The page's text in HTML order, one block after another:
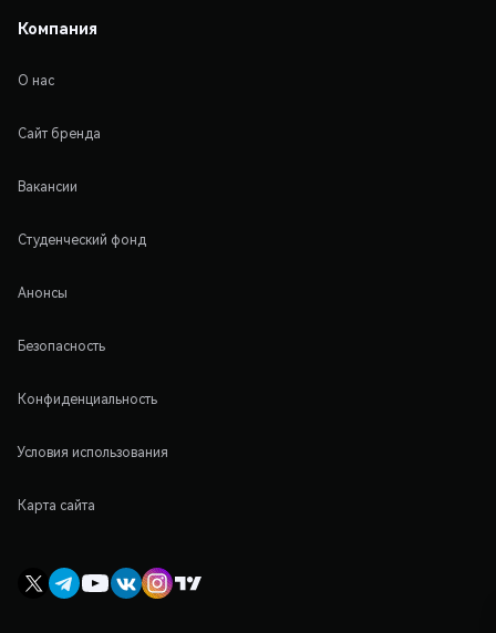
Компания
О нас
Сайт бренда
Вакансии
Студенческий фонд
Анонсы
Безопасность
Конфиденциальность
Условия использования
Карта сайта